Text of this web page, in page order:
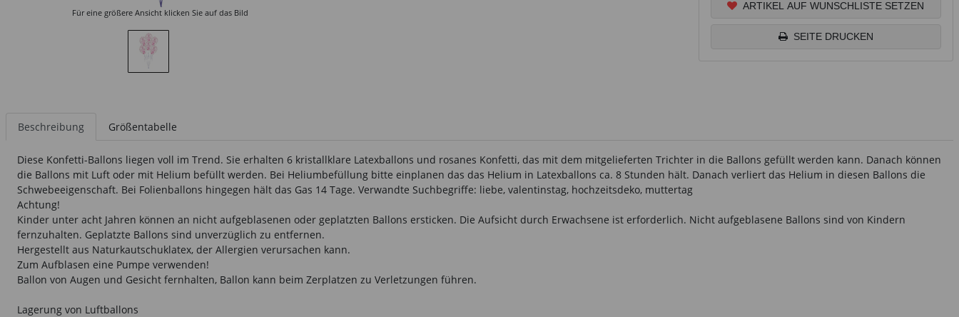
Für eine größere Ansicht klicken Sie auf das Bild
ARTIKEL AUF WUNSCHLISTE SETZEN
SEITE DRUCKEN
Beschreibung Größentabelle
Diese Konfetti-Ballons liegen voll im Trend. Sie erhalten 6 kristallklare Latexballons und rosanes Konfetti, das mit dem mitgelieferten Trichter in die Ballons gefüllt werden kann. Danach können
die Ballons mit Luft oder mit Helium befüllt werden. Bei Heliumbefüllung bitte einplanen das das Helium in Latexballons ca. 8 Stunden hält. Danach verliert das Helium in diesen Ballons die
Schwebeeigenschaft. Bei Folienballons hingegen hält das Gas 14 Tage. Verwandte Suchbegriffe: liebe, valentinstag, hochzeitsdeko, muttertag
Achtung!
Kinder unter acht Jahren können an nicht aufgeblasenen oder geplatzten Ballons ersticken. Die Aufsicht durch Erwachsene ist erforderlich. Nicht aufgeblasene Ballons sind von Kindern
fernzuhalten. Geplatzte Ballons sind unverzüglich zu entfernen.
Hergestellt aus Naturkautschuklatex, der Allergien verursachen kann.
Zum Aufblasen eine Pumpe verwenden!
Ballon von Augen und Gesicht fernhalten, Ballon kann beim Zerplatzen zu Verletzungen führen.
Lagerung von Luftballons